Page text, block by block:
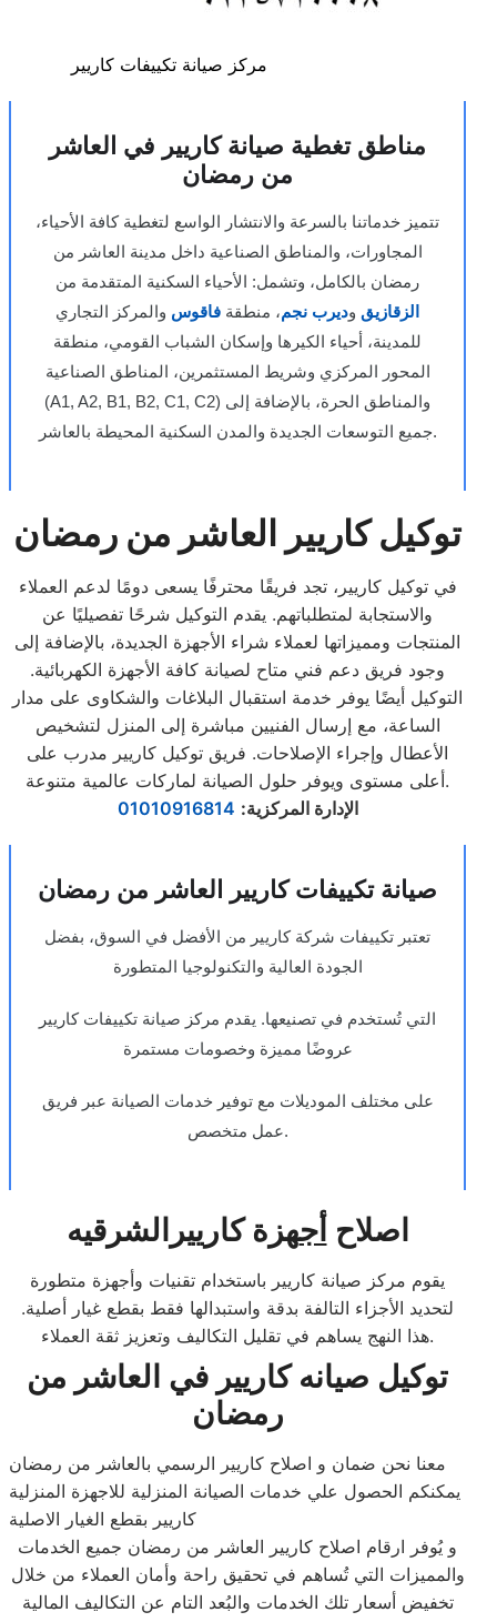
مركز صيانة تكييفات كاريير
مناطق تغطية صيانة كاريير في العاشر
من رمضان
تتميز خدماتنا بالسرعة والانتشار الواسع لتغطية كافة الأحياء،
المجاورات، والمناطق الصناعية داخل مدينة العاشر من
رمضان بالكامل، وتشمل: الأحياء السكنية المتقدمة من
الزقازيق وديرب نجم، منطقة فاقوس والمركز التجاري
للمدينة، أحياء الكيرها وإسكان الشباب القومي، منطقة
المحور المركزي وشريط المستثمرين، المناطق الصناعية
(A1, A2, B1, B2, C1, C2) والمناطق الحرة، بالإضافة إلى
جميع التوسعات الجديدة والمدن السكنية المحيطة بالعاشر.
توكيل كاريير العاشر من رمضان
في توكيل كاريير، تجد فريقًا محترفًا يسعى دومًا لدعم العملاء
والاستجابة لمتطلباتهم. يقدم التوكيل شرحًا تفصيليًا عن
المنتجات ومميزاتها لعملاء شراء الأجهزة الجديدة، بالإضافة إلى
وجود فريق دعم فني متاح لصيانة كافة الأجهزة الكهربائية.
التوكيل أيضًا يوفر خدمة استقبال البلاغات والشكاوى على مدار
الساعة، مع إرسال الفنيين مباشرة إلى المنزل لتشخيص
الأعطال وإجراء الإصلاحات. فريق توكيل كاريير مدرب على
أعلى مستوى ويوفر حلول الصيانة لماركات عالمية متنوعة.
الإدارة المركزية:
01010916814
صيانة تكييفات كاريير العاشر من رمضان
تعتبر تكييفات شركة كاريير من الأفضل في السوق، بفضل
الجودة العالية والتكنولوجيا المتطورة
التي تُستخدم في تصنيعها. يقدم مركز صيانة تكييفات كاريير
عروضًا مميزة وخصومات مستمرة
على مختلف الموديلات مع توفير خدمات الصيانة عبر فريق
عمل متخصص.
اصلاح أجهزة كارييرالشرقيه
يقوم مركز صيانة كاريير باستخدام تقنيات وأجهزة متطورة
لتحديد الأجزاء التالفة بدقة واستبدالها فقط بقطع غيار أصلية.
هذا النهج يساهم في تقليل التكاليف وتعزيز ثقة العملاء.
توكيل صيانه كاريير في العاشر من
رمضان
معنا نحن ضمان و اصلاح كاريير الرسمي بالعاشر من رمضان
يمكنكم الحصول علي خدمات الصيانة المنزلية للاجهزة المنزلية
كاريير بقطع الغيار الاصلية
و يُوفر ارقام اصلاح كاريير العاشر من رمضان جميع الخدمات
والمميزات التي تُساهم في تحقيق راحة وأمان العملاء من خلال
تخفيض أسعار تلك الخدمات والبُعد التام عن التكاليف المالية